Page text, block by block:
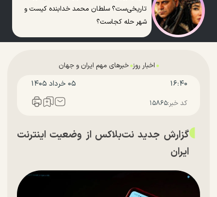
تاریخی‌ست؟ سلطان محمد خدابنده کیست و
شهر حله کجاست؟
اخبار روز خبرهای مهم ایران و جهان
۱۶:۴۰ ۰۵ خرداد ۱۴۰۵
کد خبر:۱۵۸۶۵
گزارش جدید نت‌بلاکس از وضعیت اینترنت
ایران